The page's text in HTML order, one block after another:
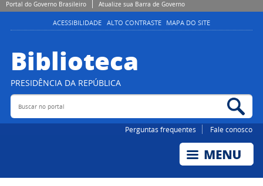
Portal do Governo Brasileiro Atualize sua Barra de Governo
ACESSIBILIDADE ALTO CONTRASTE MAPA DO SITE
Biblioteca
PRESIDÊNCIA DA REPÚBLICA
Buscar no portal
Perguntas frequentes Fale conosco